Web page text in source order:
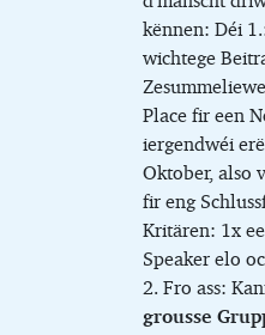
kënnen: Déi
wichtege
Place fir een
iergendwéi
Oktober, also
fir eng
Kritären: 1x
Speaker elo
2. Fro ass:
grousse